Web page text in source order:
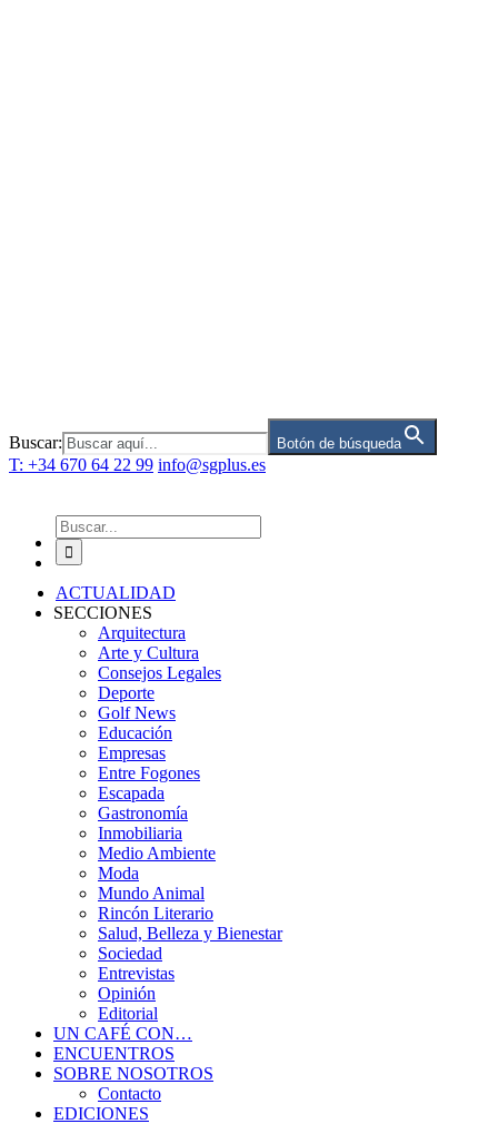
Buscar: Botón de búsqueda
T: +34 670 64 22 99 info@sgplus.es
Buscar:
ACTUALIDAD
SECCIONES
Arquitectura
Arte y Cultura
Consejos Legales
Deporte
Golf News
Educación
Empresas
Entre Fogones
Escapada
Gastronomía
Inmobiliaria
Medio Ambiente
Moda
Mundo Animal
Rincón Literario
Salud, Belleza y Bienestar
Sociedad
Entrevistas
Opinión
Editorial
UN CAFÉ CON…
ENCUENTROS
SOBRE NOSOTROS
Contacto
EDICIONES